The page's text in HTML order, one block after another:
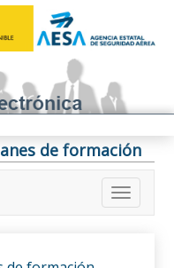
de formación